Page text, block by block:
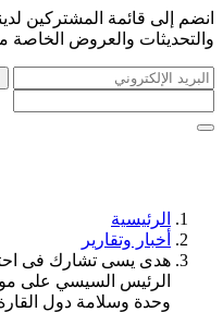
انضم إلى قائمة المشتركين
والتحديثات والعروض
الرئيسية
أخبار وتقارير
هدى يسى تشارك فى
الرئيس السيسي على
وحدة وسلامة دول القارة